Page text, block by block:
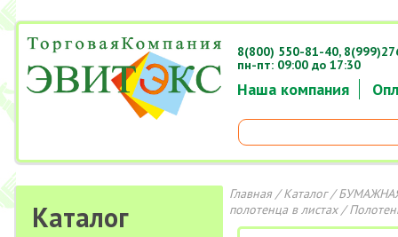
Наша компания
8(800) 550-81-40,
пн-пт: 09:00 до 17:30
Каталог
Главная/Каталог/
полотенца в листах/